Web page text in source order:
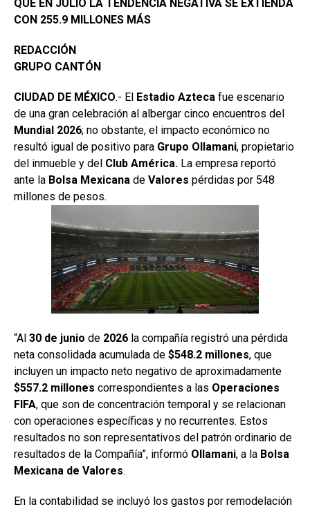
QUE EN JULIO LA TENDENCIA NEGATIVA SE EXTIENDA
CON 255.9 MILLONES MÁS
REDACCIÓN
GRUPO CANTÓN
CIUDAD DE MÉXICO.- El Estadio Azteca fue escenario
de una gran celebración al albergar cinco encuentros del
Mundial 2026; no obstante, el impacto económico no
resultó igual de positivo para Grupo Ollamani, propietario
del inmueble y del Club América. La empresa reportó
ante la Bolsa Mexicana de Valores pérdidas por 548
millones de pesos.
“Al 30 de junio de 2026 la compañía registró una pérdida
neta consolidada acumulada de $548.2 millones, que
incluyen un impacto neto negativo de aproximadamente
$557.2 millones correspondientes a las Operaciones
FIFA, que son de concentración temporal y se relacionan
con operaciones específicas y no recurrentes. Estos
resultados no son representativos del patrón ordinario de
resultados de la Compañía”, informó Ollamani, a la Bolsa
Mexicana de Valores.
En la contabilidad se incluyó los gastos por remodelación